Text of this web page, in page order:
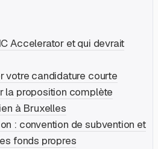
Accelerator et qui devrait
votre candidature courte
la proposition complète
à Bruxelles
: convention de subvention et
fonds propres